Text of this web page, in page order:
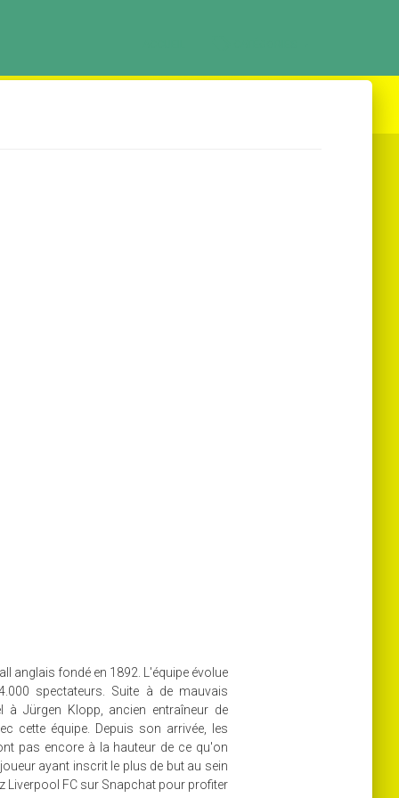
anglais fondé en 1892. L'équipe évolue
spectateurs. Suite à de mauvais
Jürgen Klopp, ancien entraîneur de
cette équipe. Depuis son arrivée, les
pas encore à la hauteur de ce qu'on
ayant inscrit le plus de but au sein
Liverpool FC sur Snapchat pour profiter